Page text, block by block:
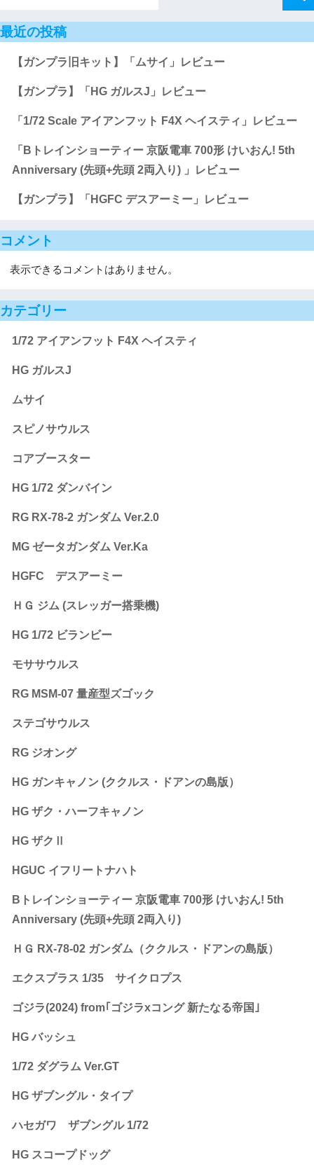
最近の投稿
【ガンプラ旧キット】「ムサイ」レビュー
【ガンプラ】「HG ガルスJ」レビュー
「1/72 Scale アイアンフット F4X ヘイスティ」レビュー
「Bトレインショーティー 京阪電車 700形 けいおん! 5th
Anniversary (先頭+先頭 2両入り) 」レビュー
【ガンプラ】「HGFC デスアーミー」レビュー
コメント
表示できるコメントはありません。
カテゴリー
1/72 アイアンフット F4X ヘイスティ
HG ガルスJ
ムサイ
スピノサウルス
コアブースター
HG 1/72 ダンバイン
RG RX-78-2 ガンダム Ver.2.0
MG ゼータガンダム Ver.Ka
HGFC デスアーミー
ＨＧ ジム (スレッガー搭乗機)
HG 1/72 ビランビー
モササウルス
RG MSM-07 量産型ズゴック
ステゴサウルス
RG ジオング
HG ガンキャノン (ククルス・ドアンの島版）
HG ザク・ハーフキャノン
HG ザクⅡ
HGUC イフリートナハト
Bトレインショーティー 京阪電車 700形 けいおん! 5th
Anniversary (先頭+先頭 2両入り)
ＨＧ RX-78-02 ガンダム（ククルス・ドアンの島版）
エクスプラス 1/35 サイクロプス
ゴジラ(2024) from｢ゴジラxコング 新たなる帝国｣
HG バッシュ
1/72 ダグラム Ver.GT
HG ザブングル・タイプ
ハセガワ ザブングル 1/72
HG スコープドッグ